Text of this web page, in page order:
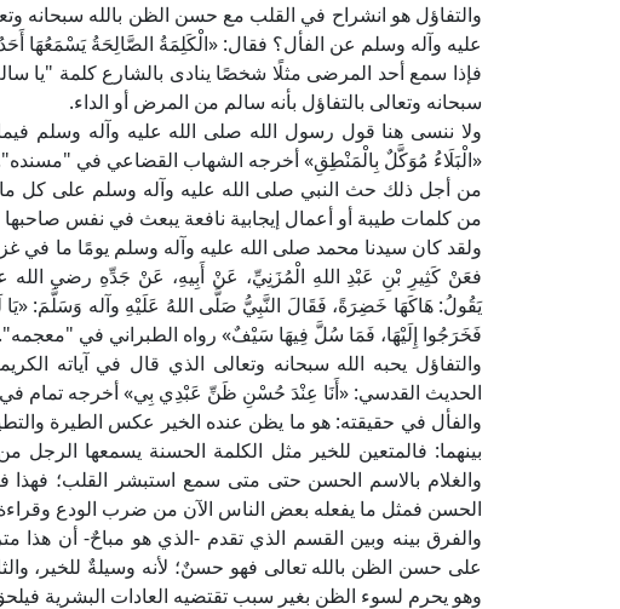
والتفاؤل هو انشراح في القلب مع حسن الظن بالله سبحانه
عليه وآله وسلم عن الفأل؟ فقال: «الْكَلِمَةُ الصَّالِحَةُ يَسْمَعُهَا
فإذا سمع أحد المرضى مثلًا شخصًا ينادى بالشارع كلمة "يا
سبحانه وتعالى بالتفاؤل بأنه سالم من المرض أو الداء.
ولا ننسى هنا قول رسول الله صلى الله عليه وآله وسلم
«الْبَلَاءُ مُوَكَّلٌ بِالْمَنْطِقِ» أخرجه الشهاب القضاعي في
من أجل ذلك حث النبي صلى الله عليه وآله وسلم على كل
من كلمات طيبة أو أعمال إيجابية نافعة يبعث في نفس صاحبها
ولقد كان سيدنا محمد صلى الله عليه وآله وسلم يومًا ما في
فعَنْ كَثِيرِ بْنِ عَبْدِ اللهِ الْمُزَنِيِّ، عَنْ أَبِيهِ، عَنْ جَدِّهِ رضي
يَقُولُ: هَاكَهَا خَضِرَةً، فَقَالَ النَّبِيُّ صَلَّى اللهُ عَلَيْهِ وآله وَسَلَّمَ:
فَخَرَجُوا إِلَيْهَا، فَمَا سُلَّ فِيهَا سَيْفٌ» رواه الطبراني في "معجمه".
والتفاؤل يحبه الله سبحانه وتعالى الذي قال في آياته
الحديث القدسي: «أَنَا عِنْدَ حُسْنِ ظَنِّ عَبْدِي بِي» أخرجه تمام في
والفأل في حقيقته: هو ما يظن عنده الخير عكس الطيرة
بينهما: فالمتعين للخير مثل الكلمة الحسنة يسمعها الرجل
والغلام بالاسم الحسن حتى متى سمع استبشر القلب؛ فهذا
الحسن فمثل ما يفعله بعض الناس الآن من ضرب الودع وقراءة
والفرق بينه وبين القسم الذي تقدم -الذي هو مباحٌ- أن هذا
على حسن الظن بالله تعالى فهو حسنٌ؛ لأنه وسيلةٌ للخير،
وهو يحرم لسوء الظن بغير سبب تقتضيه العادات البشرية